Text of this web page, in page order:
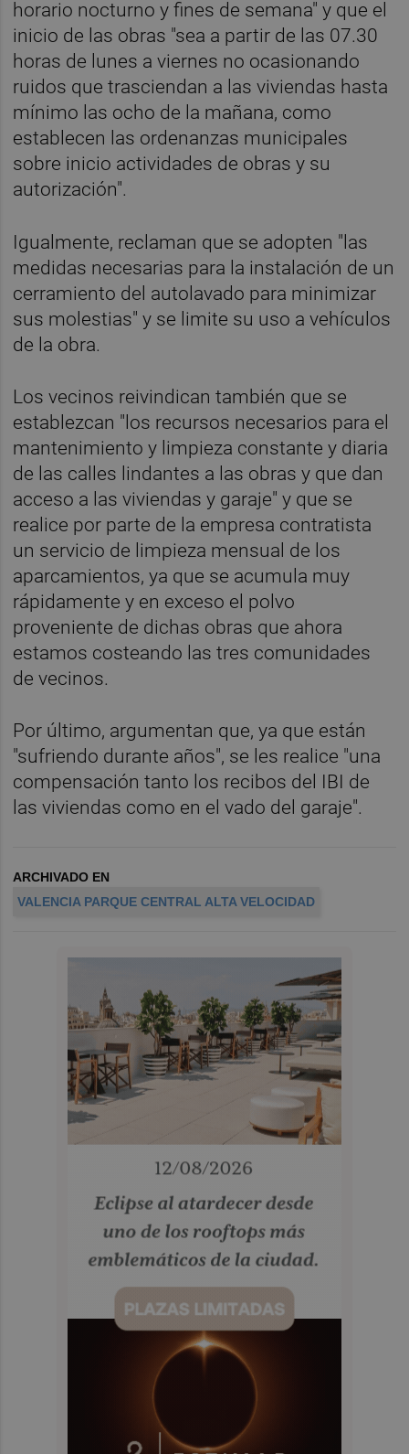
horario nocturno y fines de semana" y que el
inicio de las obras "sea a partir de las 07.30
horas de lunes a viernes no ocasionando
ruidos que trasciendan a las viviendas hasta
mínimo las ocho de la mañana, como
establecen las ordenanzas municipales
sobre inicio actividades de obras y su
autorización".
Igualmente, reclaman que se adopten "las
medidas necesarias para la instalación de un
cerramiento del autolavado para minimizar
sus molestias" y se limite su uso a vehículos
de la obra.
Los vecinos reivindican también que se
establezcan "los recursos necesarios para el
mantenimiento y limpieza constante y diaria
de las calles lindantes a las obras y que dan
acceso a las viviendas y garaje" y que se
realice por parte de la empresa contratista
un servicio de limpieza mensual de los
aparcamientos, ya que se acumula muy
rápidamente y en exceso el polvo
proveniente de dichas obras que ahora
estamos costeando las tres comunidades
de vecinos.
Por último, argumentan que, ya que están
"sufriendo durante años", se les realice "una
compensación tanto los recibos del IBI de
las viviendas como en el vado del garaje".
ARCHIVADO EN
VALENCIA PARQUE CENTRAL ALTA VELOCIDAD